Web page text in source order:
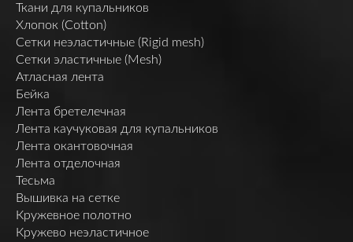
Ткани для купальников
Хлопок (Cotton)
Сетки неэластичные (Rigid mesh)
Сетки эластичные (Mesh)
Атласная лента
Бейка
Лента бретелечная
Лента каучуковая для купальников
Лента окантовочная
Лента отделочная
Тесьма
Вышивка на сетке
Кружевное полотно
Кружево неэластичное